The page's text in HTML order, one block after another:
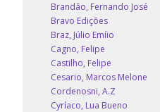
Brandão, Fernando José
Bravo Edições
Braz, Júlio Emíio
Cagno, Felipe
Castilho, Felipe
Cesario, Marcos Melone
Cordenosni, A.Z
Cyríaco, Lua Bueno